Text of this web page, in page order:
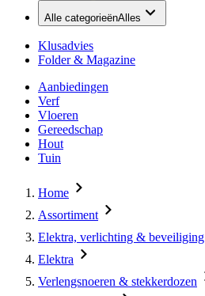
Alle categorieënAlles
Klusadvies
Folder & Magazine
Aanbiedingen
Verf
Vloeren
Gereedschap
Hout
Tuin
Home
Assortiment
Elektra, verlichting & beveiliging
Elektra
Verlengsnoeren & stekkerdozen